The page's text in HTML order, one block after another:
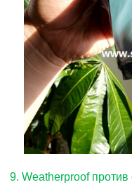
9.Weatherproof